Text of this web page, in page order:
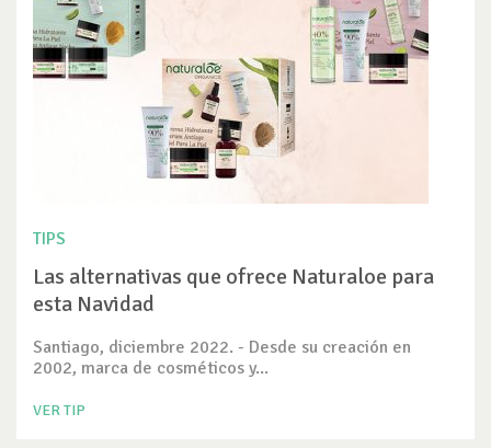
TIPS
Las alternativas que ofrece Naturaloe para
esta Navidad
Santiago, diciembre 2022. - Desde su creación en
2002, marca de cosméticos y...
VER TIP